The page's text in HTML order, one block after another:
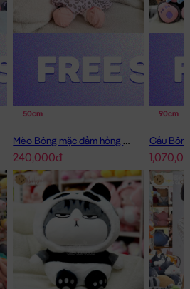
50cm
Mèo Bông mặc đầm hồng má tim
240,000đ
90cm